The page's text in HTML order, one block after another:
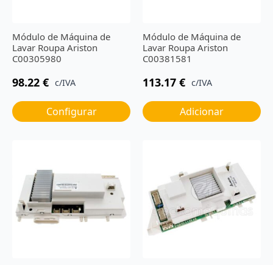
Módulo de Máquina de
Lavar Roupa Ariston
C00305980
98.22 € c/IVA
Configurar
Módulo de Máquina de
Lavar Roupa Ariston
C00381581
113.17 € c/IVA
Adicionar